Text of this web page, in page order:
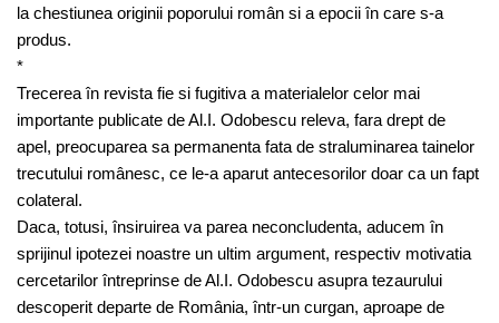
la chestiunea originii poporului român si a epocii în care s-a
produs.
*
Trecerea în revista fie si fugitiva a materialelor celor mai
importante publicate de Al.I. Odobescu releva, fara drept de
apel, preocuparea sa permanenta fata de straluminarea tainelor
trecutului românesc, ce le-a aparut antecesorilor doar ca un fapt
colateral.
Daca, totusi, însiruirea va parea neconcludenta, aducem în
sprijinul ipotezei noastre un ultim argument, respectiv motivatia
cercetarilor întreprinse de Al.I. Odobescu asupra tezaurului
descoperit departe de România, într-un curgan, aproape de